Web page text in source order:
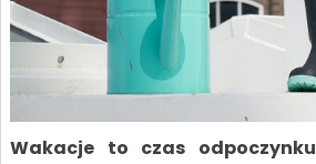
Wakacje to czas